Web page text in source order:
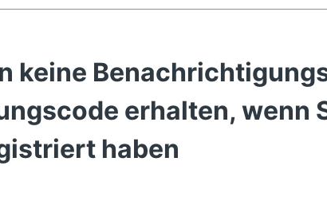
keine
erhalten, wenn
haben